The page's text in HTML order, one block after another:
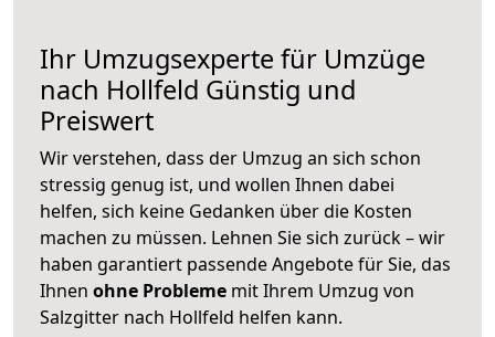
Ihr Umzugsexperte für Umzüge
nach Hollfeld Günstig und
Preiswert
Wir verstehen, dass der Umzug an sich schon
stressig genug ist, und wollen Ihnen dabei
helfen, sich keine Gedanken über die Kosten
machen zu müssen. Lehnen Sie sich zurück – wir
haben garantiert passende Angebote für Sie, das
Ihnen ohne Probleme mit Ihrem Umzug von
Salzgitter nach Hollfeld helfen kann.